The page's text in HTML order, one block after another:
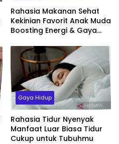
Rahasia Makanan Sehat
Kekinian Favorit Anak Muda
Boosting Energi & Gaya
Gaya Hidup
Rahasia Tidur Nyenyak
Manfaat Luar Biasa Tidur
Cukup untuk Tubuhmu